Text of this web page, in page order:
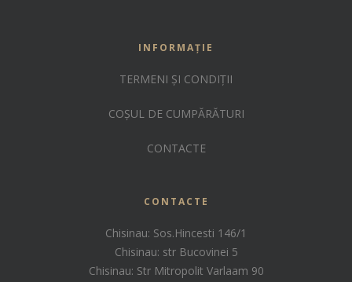
INFORMAȚIE
TERMENI ȘI CONDIȚII
COȘUL DE CUMPĂRĂTURI
CONTACTE
CONTACTE
Chisinau: Sos.Hincesti 146/1
Chisinau: str Bucovinei 5
Chisinau: Str Mitropolit Varlaam 90